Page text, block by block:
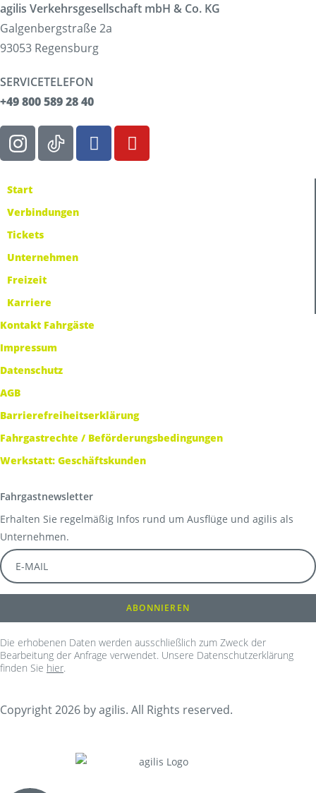
agilis Verkehrsgesellschaft mbH & Co. KG
Galgenbergstraße 2a
93053 Regensburg
SERVICETELEFON
+49 800 589 28 40
Start
Verbindungen
Tickets
Unternehmen
Freizeit
Karriere
Kontakt Fahrgäste
Impressum
Datenschutz
AGB
Barrierefreiheitserklärung
Fahrgastrechte / Beförderungsbedingungen
Werkstatt: Geschäftskunden
Fahrgastnewsletter
Erhalten Sie regelmäßig Infos rund um Ausflüge und agilis als
Unternehmen.
Die erhobenen Daten werden ausschließlich zum Zweck der
Bearbeitung der Anfrage verwendet. Unsere Datenschutzerklärung
finden Sie hier.
Copyright 2026 by agilis. All Rights reserved.